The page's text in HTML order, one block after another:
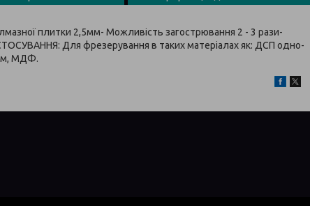
плитки 2,5мм- Можливість загострювання 2 - 3 рази-
Для фрезерування в таких матеріалах як: ДСП одно-
МДФ.